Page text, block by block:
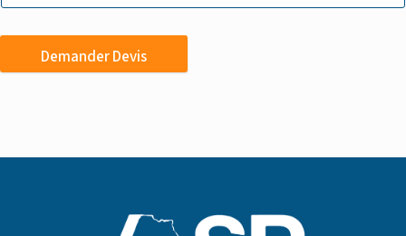
Demander Devis